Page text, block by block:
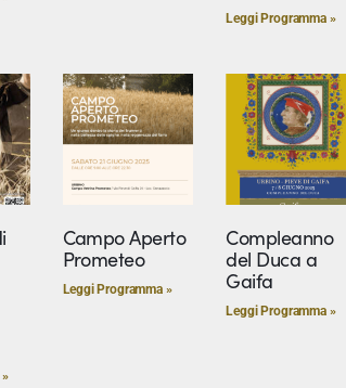
Leggi Programma »
Campo Aperto
Prometeo
Leggi Programma »
Compleanno
del Duca a
Gaifa
Leggi Programma »